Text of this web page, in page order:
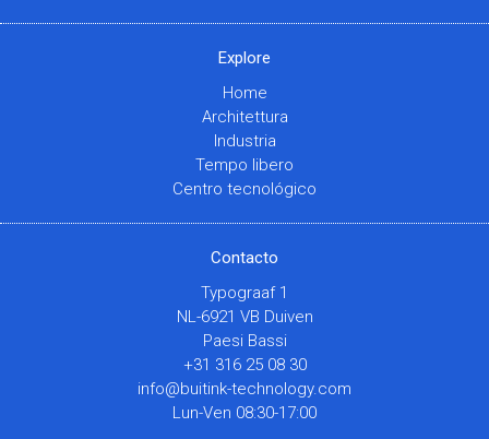
Explore
Home
Architettura
Industria
Tempo libero
Centro tecnológico
Contacto
Typograaf 1
NL-6921 VB Duiven
Paesi Bassi
+31 316 25 08 30
info@buitink-technology.com
Lun-Ven 08:30-17:00